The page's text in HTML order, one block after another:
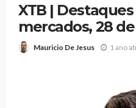
XTB |
mercados, 28
Mauricio De Jesus 1 ano